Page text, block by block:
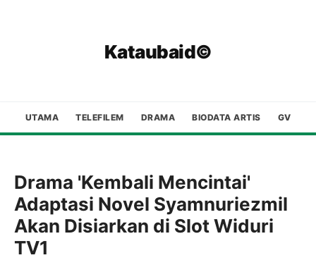
Kataubaid©
UTAMA TELEFILEM DRAMA BIODATA ARTIS GV
Drama 'Kembali Mencintai'
Adaptasi Novel Syamnuriezmil
Akan Disiarkan di Slot Widuri
TV1